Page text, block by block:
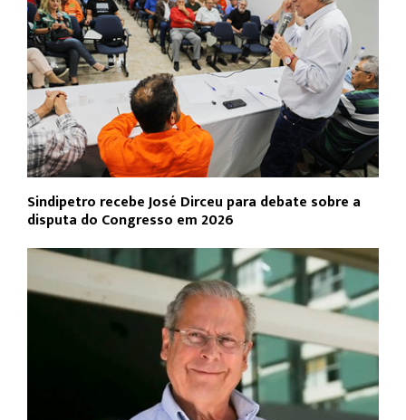
Sindipetro recebe José Dirceu para debate sobre a
disputa do Congresso em 2026